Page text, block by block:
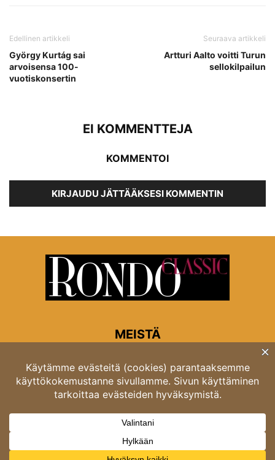
Edellinen artikkeli
György Kurtág sai
arvoisensa 100-
vuotiskonsertin
Seuraava artikkeli
Artturi Aalto voitti Turun
sellokilpailun
EI KOMMENTTEJA
KOMMENTOI
KIRJAUDU JÄTTÄÄKSESI KOMMENTIN
MEISTÄ
Rondon toimitus
Opastinsilta 6A 00520 Helsinki
Asiakaspalvelu: puh. 03 4246 5318
asiakaspalvelu@rondo.fi
Ota meihin yhteyttä:toimitus@rondo.fi